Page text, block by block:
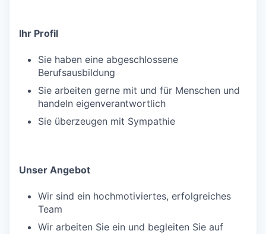
Ihr Profil
Sie haben eine abgeschlossene
Berufsausbildung
Sie arbeiten gerne mit und für Menschen und
handeln eigenverantwortlich
Sie überzeugen mit Sympathie
Unser Angebot
Wir sind ein hochmotiviertes, erfolgreiches
Team
Wir arbeiten Sie ein und begleiten Sie auf